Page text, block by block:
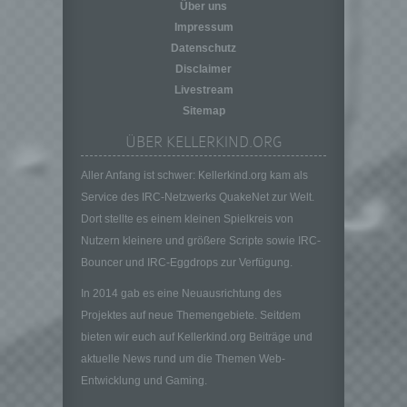
Über uns
Impressum
Datenschutz
Disclaimer
Livestream
Sitemap
ÜBER KELLERKIND.ORG
Aller Anfang ist schwer: Kellerkind.org kam als
Service des IRC-Netzwerks QuakeNet zur Welt.
Dort stellte es einem kleinen Spielkreis von
Nutzern kleinere und größere Scripte sowie IRC-
Bouncer und IRC-Eggdrops zur Verfügung.
In 2014 gab es eine Neuausrichtung des
Projektes auf neue Themengebiete. Seitdem
bieten wir euch auf Kellerkind.org Beiträge und
aktuelle News rund um die Themen Web-
Entwicklung und Gaming.
auf welche die personenbezogenen Daten
ohne Hinzuziehung zusätzlicher
Informationen nicht mehr einer spezifischen
betroffenen Person zugeordnet werden
können, sofern diese zusätzlichen
Informationen gesondert aufbewahrt werden
Maßnahmen unterliegen, die gewährleisten,
einer identifizierten oder identifizierbaren
natürlichen Person zugewiesen werden.
g) Verantwortlicher oder für die Verarbeitung
Verantwortlicher
Verantwortlicher oder für die Verarbeitung
juristische Person, Behörde, Einrichtung
oder andere Stelle, die allein oder
gemeinsam mit anderen über die Zwecke
und Mittel der Verarbeitung von
personenbezogenen Daten entscheidet.